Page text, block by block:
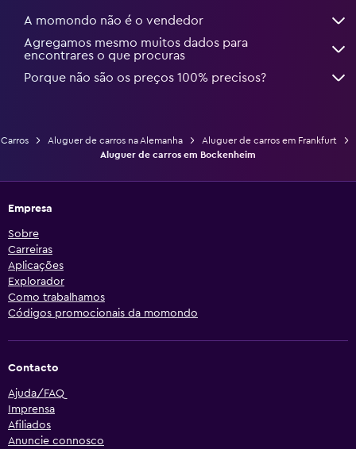
A momondo não é o vendedor
Agregamos mesmo muitos dados para
encontrares o que procuras
Porque não são os preços 100% precisos?
Carros Aluguer de carros na Alemanha
Aluguer de carros em Frankfurt
Aluguer de carros em Bockenheim
Empresa
Sobre
Carreiras
Aplicações
Explorador
Como trabalhamos
Códigos promocionais da momondo
Contacto
Ajuda/FAQ
Imprensa
Afiliados
Anuncie connosco